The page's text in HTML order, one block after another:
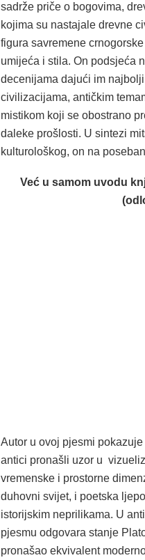
sadrže priče o bogovima,
kojima su nastajale drevne
figura savremene
umijeća i stila. On podsjeća
decenijama dajući im
civilizacijama, antičkim
mistikom koji se obostrano
daleke prošlosti. U sintezi
kulturološkog, on na
Već u samom uvodu
Autor u ovoj pjesmi
antici pronašli uzor u
vremenske i prostorne
duhovni svijet, i poetska
istorijskim neprilikama. U
pjesmu odgovara stanje
pronašao ekvivalent